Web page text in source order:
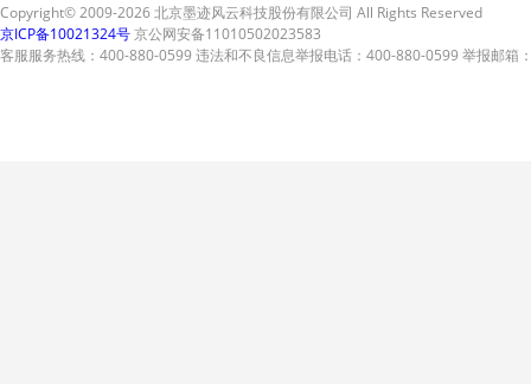
Copyright© 2009-2026 北京墨迹风云科技股份有限公司 All Rights Reserved
京ICP备10021324号京公网安备11010502023583
客服服务热线：400-880-0599 违法和不良信息举报电话：400-880-0599 举报邮箱